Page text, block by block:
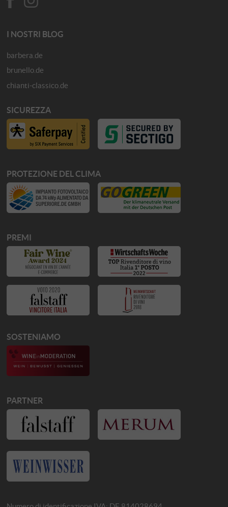
I NOSTRI BLOG
barbera.de
brunello.de
chianti-classico.de
SICUREZZA
PROTEZIONE DEL CLIMA
PREMI
SOSTENIAMO
PARTNER